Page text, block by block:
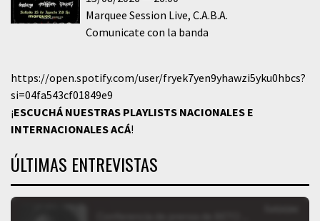
Marquee Session Live C.A.B.A.
Comunicate con la banda
https://open.spotify.com/user/fryek7yen9yhawzi5yku0hbcs?
si=04fa543cf01849e9
¡ESCUCHÁ NUESTRAS PLAYLISTS NACIONALES E
INTERNACIONALESACÁ!
ÚLTIMAS ENTREVISTAS